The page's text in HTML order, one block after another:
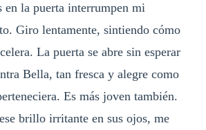
en la puerta interrumpen mi
Giro lentamente, sintiendo cómo
La puerta se abre sin esperar
Bella, tan fresca y alegre como
Es más joven también.
brillo irritante en sus ojos, me